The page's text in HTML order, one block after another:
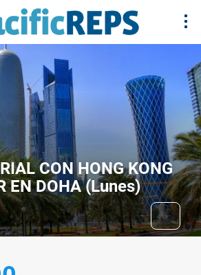
CON HONG KONG
EN DOHA (Lunes)